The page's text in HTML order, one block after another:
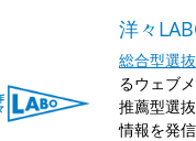
洋々
総合型選
るウェブ
推薦型選
情報を発